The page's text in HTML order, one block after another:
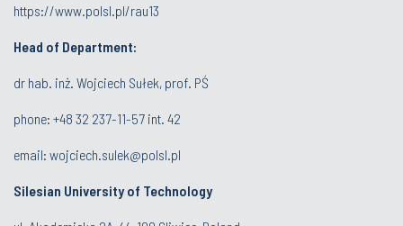
https://www.polsl.pl/rau13
Head of Department:
dr hab. inż. Wojciech Sułek, prof. PŚ
phone: +48 32 237-11-57 int. 42
email: wojciech.sulek@polsl.pl
Silesian University of Technology